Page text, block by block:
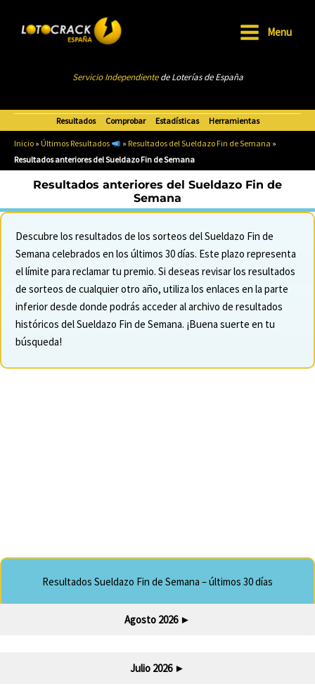
Main
Menu
Menu
Servicio Independiente de Loterías de España
Resultados Comprobar Estadísticas Herramientas
Inicio » Últimos Resultados » Resultados del Sueldazo Fin de Semana »
Resultados anteriores del Sueldazo Fin de Semana
Resultados anteriores del Sueldazo Fin de
Semana
Descubre los resultados de los sorteos del Sueldazo Fin de
Semana celebrados en los últimos 30 días. Este plazo representa
el límite para reclamar tu premio. Si deseas revisar los resultados
de sorteos de cualquier otro año, utiliza los enlaces en la parte
inferior desde donde podrás acceder al archivo de resultados
históricos del Sueldazo Fin de Semana. ¡Buena suerte en tu
búsqueda!
Resultados Sueldazo Fin de Semana – últimos 30 días
Agosto 2026 ►
Julio 2026 ►